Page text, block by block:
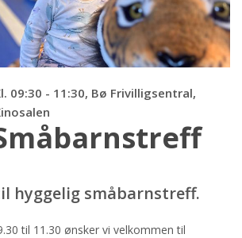
09:30 - 11:30, Bø Frivilligsentral,
hyggelig småbarnstreff.
til 11.30 ønsker vi velkommen til